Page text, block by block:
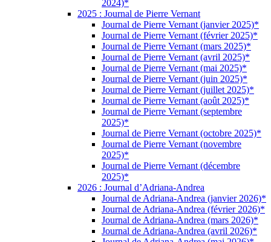
2024)*
2025 : Journal de Pierre Vernant
Journal de Pierre Vernant (janvier 2025)*
Journal de Pierre Vernant (février 2025)*
Journal de Pierre Vernant (mars 2025)*
Journal de Pierre Vernant (avril 2025)*
Journal de Pierre Vernant (mai 2025)*
Journal de Pierre Vernant (juin 2025)*
Journal de Pierre Vernant (juillet 2025)*
Journal de Pierre Vernant (août 2025)*
Journal de Pierre Vernant (septembre
2025)*
Journal de Pierre Vernant (octobre 2025)*
Journal de Pierre Vernant (novembre
2025)*
Journal de Pierre Vernant (décembre
2025)*
2026 : Journal d’Adriana-Andrea
Journal de Adriana-Andrea (janvier 2026)*
Journal de Adriana-Andrea (février 2026)*
Journal de Adriana-Andrea (mars 2026)*
Journal de Adriana-Andrea (avril 2026)*